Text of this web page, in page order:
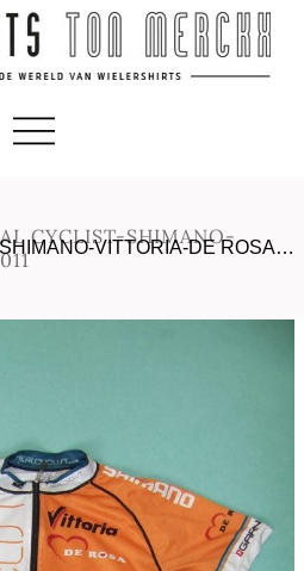
CYCLIST-SHIMANO-
VITTORIA-DE ROSA…